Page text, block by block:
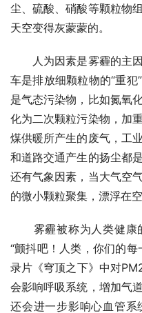
尘、硫酸、硝酸等颗粒物
天空变得灰蒙蒙的。
人为因素是雾霾的主因
车是排放细颗粒物的“重
是气态污染物，比如氮氧
化为二次颗粒污染物，加
煤供暖所产生的废气，工
和道路交通产生的扬尘都
还有气象因素，当大气空
的微小颗粒聚集，漂浮在
雾霾被称为人类健康的
“颤抖吧！人类，你们的
录片《穹顶之下》中对
会影响呼吸系统，增加气
还会进一步影响心血管